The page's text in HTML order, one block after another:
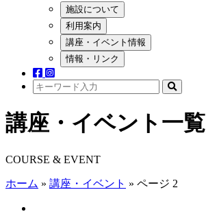
施設について
利用案内
講座・イベント情報
情報・リンク
講座・イベント一覧
COURSE & EVENT
ホーム » 講座・イベント » ページ 2